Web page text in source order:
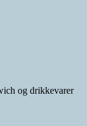
og drikkevarer